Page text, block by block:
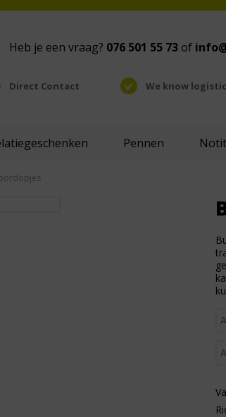
Heb je een vraag? 076 501 55 73of
Direct Contact We know
Pennen